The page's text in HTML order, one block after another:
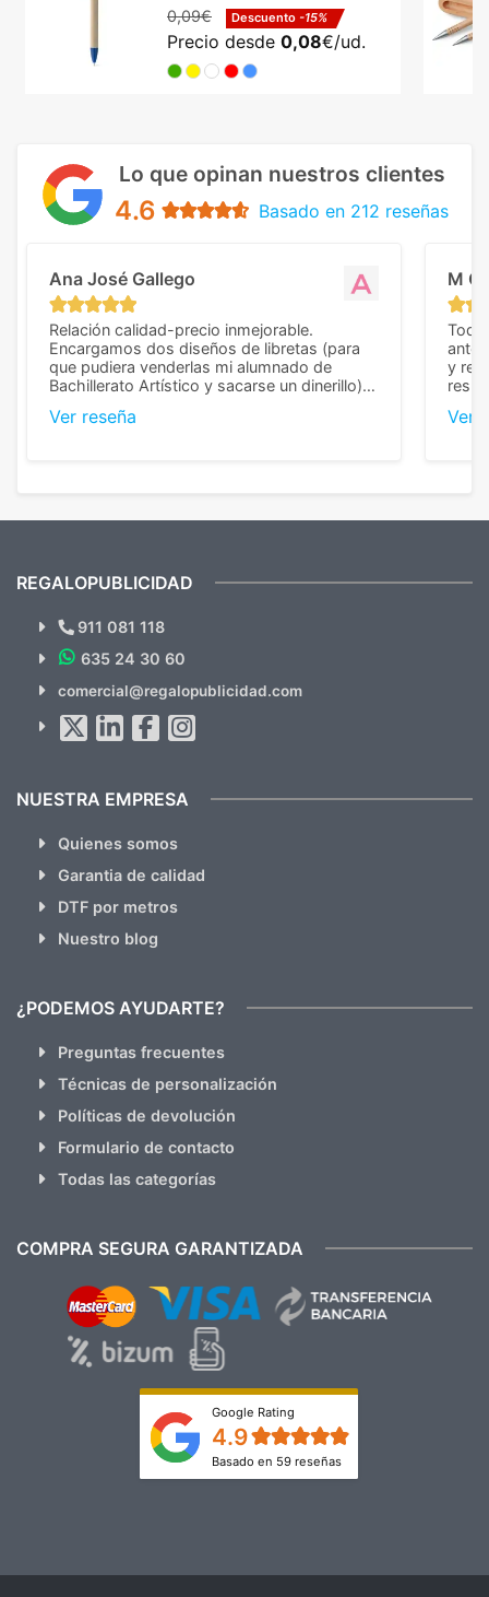
0,09€ Descuento -15%
Precio desde 0,08€/ud.
Lo que opinan nuestros clientes
4.6 Basado en 212 reseñas
Ana José Gallego
Relación calidad-precio inmejorable.
Encargamos dos diseños de libretas (para
que pudiera venderlas mi alumnado de
Bachillerato Artístico y sacarse un dinerillo) y
diferencia, con libretas de muy buena calidad
Ver reseña
M C
Todo
y
Ver
¿Quieres ver nuestras últimas
Novedades y Ofertas?
hacemos Spam)
REGALOPUBLICIDAD
911 081 118
635 24 30 60
comercial@regalopublicidad.com
NUESTRA EMPRESA
Quienes somos
Garantia de calidad
DTF por metros
Nuestro blog
¿PODEMOS AYUDARTE?
Preguntas frecuentes
Técnicas de personalización
Políticas de devolución
Formulario de contacto
Todas las categorías
COMPRA SEGURA GARANTIZADA
Google Rating
4.9
Basado en 59 reseñas